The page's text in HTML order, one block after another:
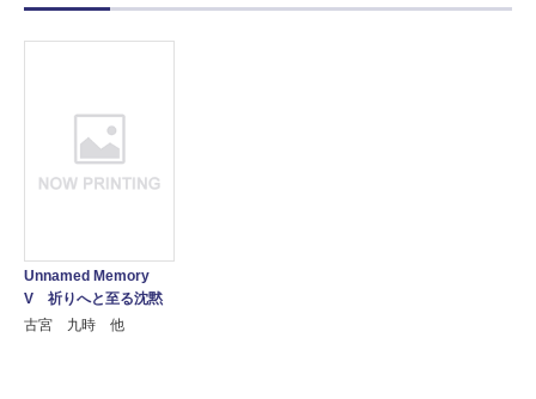
Unnamed Memory
V 祈りへと至る沈黙
古宮 九時 他